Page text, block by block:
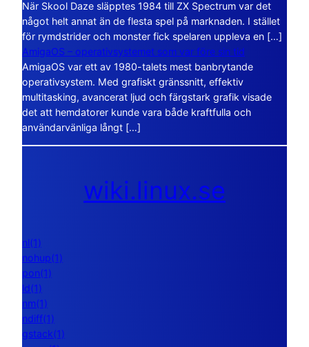
När Skool Daze släpptes 1984 till ZX Spectrum var det
något helt annat än de flesta spel på marknaden. I stället
för rymdstrider och monster fick spelaren uppleva en […]
AmigaOS – operativsystemet som var före sin tid
AmigaOS var ett av 1980-talets mest banbrytande
operativsystem. Med grafiskt gränssnitt, effektiv
multitasking, avancerat ljud och färgstark grafik visade
det att hemdatorer kunde vara både kraftfulla och
användarvänliga långt […]
wiki.linux.se
nl(1)
nohup(1)
pon(1)
ld(1)
nm(1)
ndiff(1)
gstack(1)